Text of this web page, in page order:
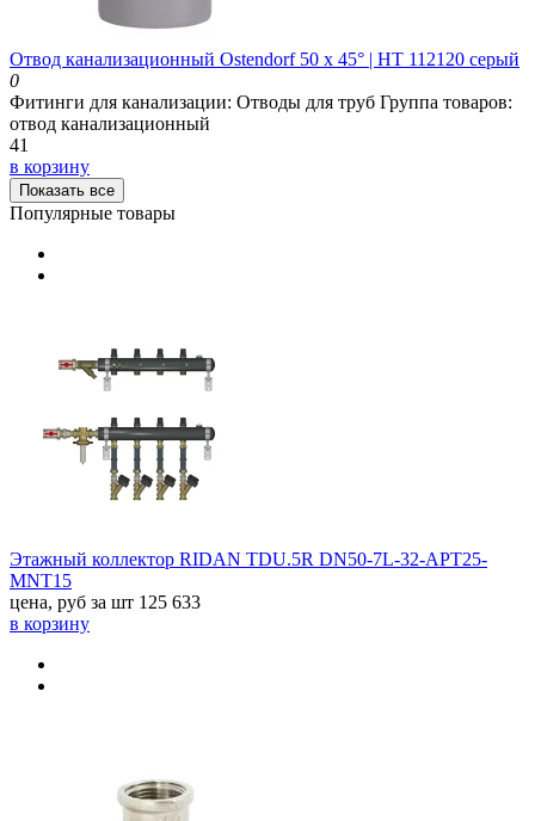
Отвод канализационный Ostendorf 50 х 45° | HT 112120 серый
0
Фитинги для канализации: Отводы для труб Группа товаров:
отвод канализационный
41
в корзину
Показать все
Популярные товары
Этажный коллектор RIDAN TDU.5R DN50-7L-32-APT25-
MNT15
цена, руб за шт 125 633
в корзину